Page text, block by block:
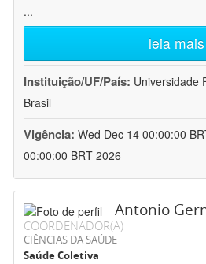
...
leia mais
Instituição/UF/País: Universidade
Brasil
Vigência: Wed Dec 14 00:00:00
00:00:00 BRT 2026
Antonio
COORDENADOR(A)
CIÊNCIAS DA SAÚDE
Saúde Coletiva